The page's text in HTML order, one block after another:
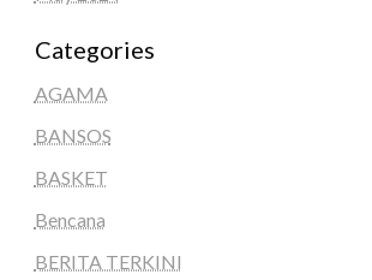
Categories
AGAMA
BANSOS
BASKET
Bencana
BERITA TERKINI